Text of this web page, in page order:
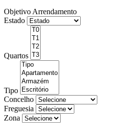
Objetivo Arrendamento
Estado
Quartos
Tipo
Concelho
Freguesia
Zona